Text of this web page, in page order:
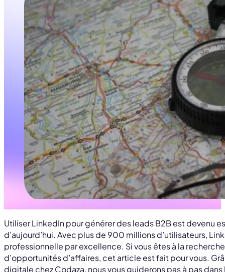
Utiliser LinkedIn pour générer des leads B2B est devenu
d’aujourd’hui. Avec plus de 900 millions d’utilisateurs,
professionnelle par excellence. Si vous êtes à la
d’opportunités d’affaires, cet article est fait pour vous.
digitale chez Codaza, nous vous guiderons pas à pas